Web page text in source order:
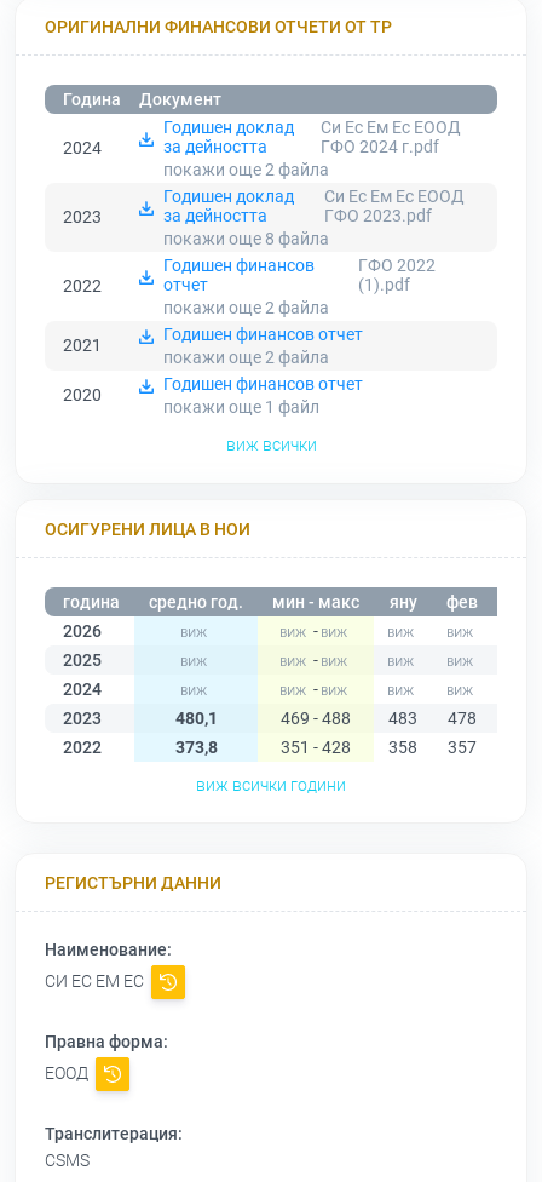
ОРИГИНАЛНИ ФИНАНСОВИ ОТЧЕТИ ОТ ТР
Година Документ
2024
Годишен доклад
за дейността
Си Ес Ем Ес ЕООД
ГФО 2024 г.pdf
покажи още 2файла
2023
Годишен доклад
за дейността
Си Ес Ем Ес ЕООД
ГФО 2023.pdf
покажи още 8 файла
2022
Годишен финансов
отчет
ГФО 2022
(1).pdf
покажи още 2файла
2021
Годишен финансов отчет
покажи още 2файла
2020
Годишен финансов отчет
покажи още 1 файл
виж всички
ОСИГУРЕНИ ЛИЦА В НОИ
година средно год. мин - макс яну фев
2026
-
2025
-
2024
-
2023
480,1 469 - 488 483 478
2022
373,8 351 - 428 358 357
виж всички години
РЕГИСТЪРНИ ДАННИ
Наименование:
СИ ЕС ЕМ ЕС
Правна форма:
ЕООД
Транслитерация:
CSMS